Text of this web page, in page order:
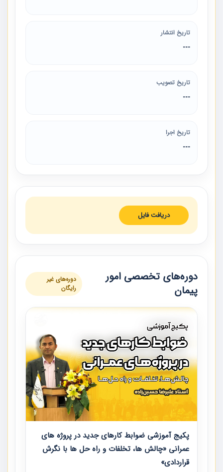
تاریخ انتشار
---
تاریخ تصویب
---
تاریخ اجرا
---
دریافت فایل
دوره‌های تخصصی امور
پیمان
دوره‌های غیر
رایگان
پکیج آموزشی ضوابط کارهای جدید در پروژه های
عمرانی «چالش ها، تخلفات و راه حل ها با نگرش
قراردادی»